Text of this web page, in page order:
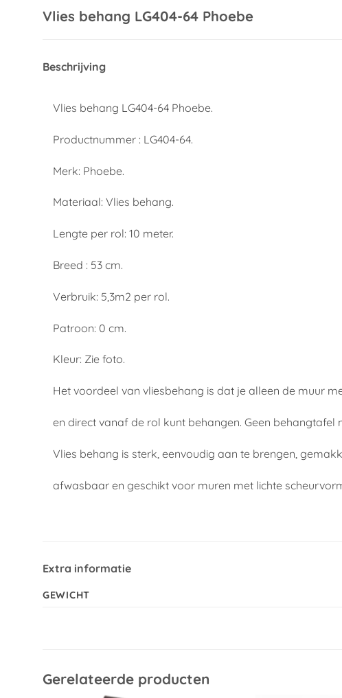
Vlies behang LG404-64 Phoebe
Beschrijving
Vlies behang LG404-64 Phoebe.
Productnummer : LG404-64.
Merk: Phoebe.
Materiaal: Vlies behang.
Lengte per rol: 10 meter.
Breed : 53 cm.
Verbruik: 5,3m2 per rol.
Patroon: 0 cm.
Kleur: Zie foto.
Het voordeel van vliesbehang is dat je alleen de muur
en direct vanaf de rol kunt behangen. Geen behangtafel
Vlies behang is sterk, eenvoudig aan te brengen,
afwasbaar en geschikt voor muren met lichte
Extra informatie
GEWICHT
Gerelateerde producten